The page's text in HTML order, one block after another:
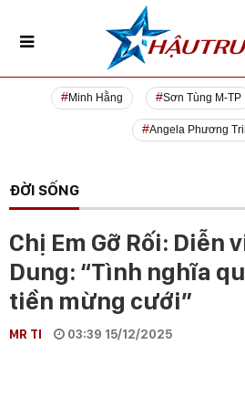
Minh Hằng Sơn Tùng M-TP
Angela Phương
ĐỜI SỐNG
Chị Em Gỡ Rối: Diễn
Dung: “Tình nghĩa
tiền mừng cưới”
MR TI 03:39 15/12/2025